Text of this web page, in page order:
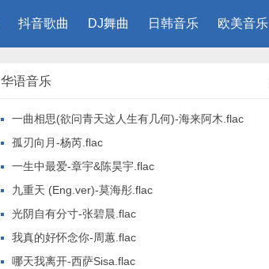
抖音歌曲 DJ舞曲 日韩音乐 欧美音乐
华语音乐
一曲相思(欲问青天这人生有几何)-海来阿木.flac
孤刃向月-杨芮.flac
一生中最爱-章宇&陈昊宇.flac
九重天 (Eng.ver)-莫海彤.flac
光阴自有分寸-张碧晨.flac
我真的好怀念你-周蕙.flac
哪天我离开-西萨Sisa.flac